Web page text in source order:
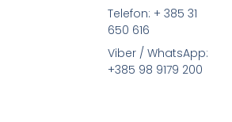
Telefon: + 385 31
650 616
Viber / WhatsApp:
+385 98 9179 200